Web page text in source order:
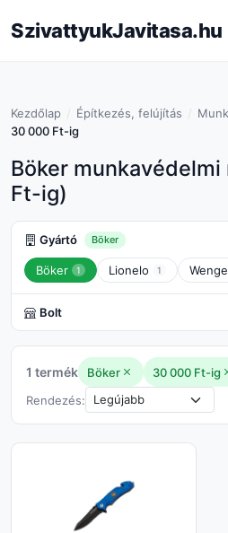
SzivattyukJavitasa.hu
Kezdőlap Építkezés, felújítás
30 000 Ft-ig
Böker
Ft-ig)
Gyártó Böker
Böker 1 Lionelo 1
Bolt
1 termék Böker 30 000 Ft-ig
Rendezés: